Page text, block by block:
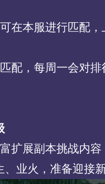
在本服进行匹配
配，每周一会对
扩展副本挑战内
、业火，准备迎接